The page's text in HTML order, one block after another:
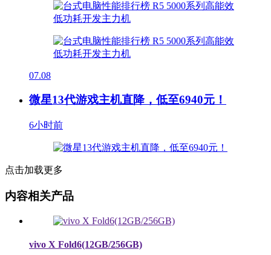
07.08
微星13代游戏主机直降，低至6940元！
6小时前
点击加载更多
内容相关产品
vivo X Fold6(12GB/256GB)